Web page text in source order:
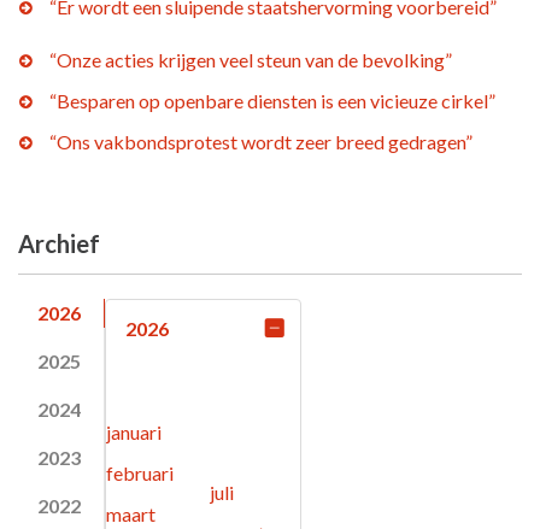
“Er wordt een sluipende staatshervorming voorbereid”
“Onze acties krijgen veel steun van de bevolking”
“Besparen op openbare diensten is een vicieuze cirkel”
“Ons vakbondsprotest wordt zeer breed gedragen”
Archief
2026
2025
2024
2023
2022
2026
januari
februari
maart
juli